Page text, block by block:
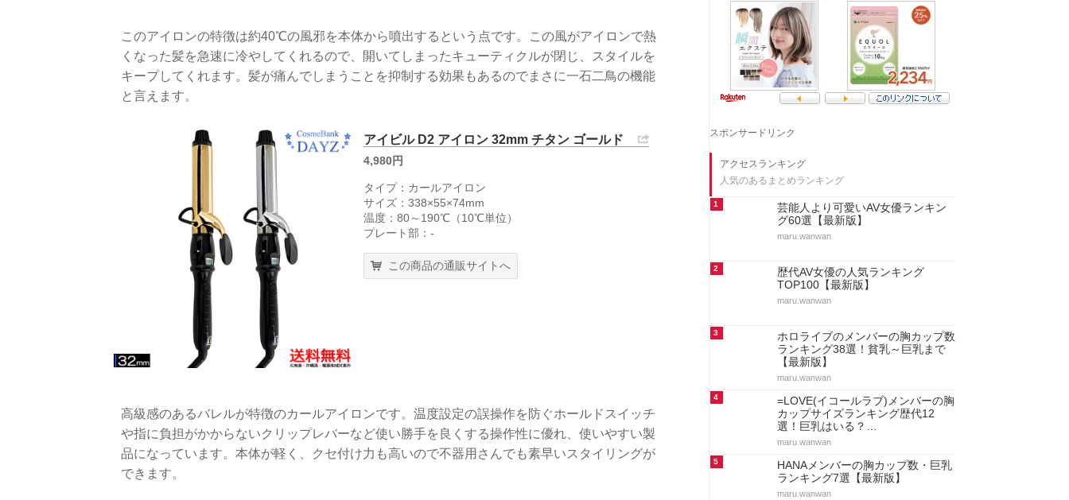
このアイロンの特徴は約40℃の風邪を本体から噴出するという点です。この風がアイロンで熱
くなった髪を急速に冷やしてくれるので、開いてしまったキューティクルが閉じ、スタイルを
キープしてくれます。髪が痛んでしまうことを抑制する効果もあるのでまさに一石二鳥の機能
と言えます。
アイビル D2 アイロン 32mm チタン ゴールド
4,980円
タイプ：カールアイロン
サイズ：338×55×74mm
温度：80～190℃（10℃単位）
プレート部：-
この商品の通販サイトへ
高級感のあるバレルが特徴のカールアイロンです。温度設定の誤操作を防ぐホールドスイッチ
や指に負担がかからないクリップレバーなど使い勝手を良くする操作性に優れ、使いやすい製
品になっています。本体が軽く、クセ付け力も高いので不器用さんでも素早いスタイリングが
できます。
スポンサードリンク
アクセスランキング
人気のあるまとめランキング
1
芸能人より可愛いAV女優ランキン
グ60選【最新版】
maru.wanwan
2
歴代AV女優の人気ランキング
TOP100【最新版】
maru.wanwan
3
ホロライブのメンバーの胸カップ数
ランキング38選！貧乳～巨乳まで
【最新版】
maru.wanwan
4
=LOVE(イコールラブ)メンバーの胸
カップサイズランキング歴代12
選！巨乳はいる？…
maru.wanwan
5
HANAメンバーの胸カップ数・巨乳
ランキング7選【最新版】
maru.wanwan